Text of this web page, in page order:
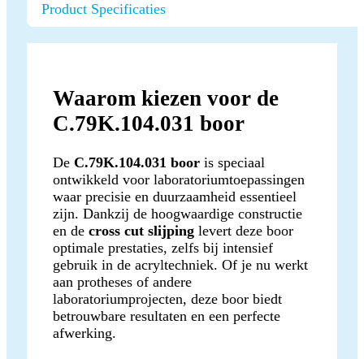
Product Specificaties
Waarom kiezen voor de
C.79K.104.031 boor
De C.79K.104.031 boor is speciaal
ontwikkeld voor laboratoriumtoepassingen
waar precisie en duurzaamheid essentieel
zijn. Dankzij de hoogwaardige constructie
en de cross cut slijping levert deze boor
optimale prestaties, zelfs bij intensief
gebruik in de acryltechniek. Of je nu werkt
aan protheses of andere
laboratoriumprojecten, deze boor biedt
betrouwbare resultaten en een perfecte
afwerking.